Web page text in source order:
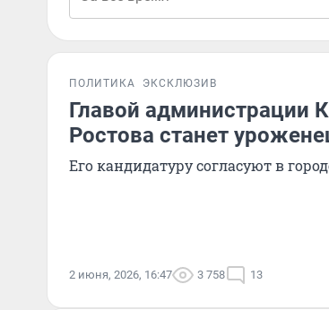
ПОЛИТИКА ЭКСКЛЮЗИВ
Главой администрации
Ростова станет
Его кандидатуру согласуют в
2 июня, 2026, 16:47 3 758 13